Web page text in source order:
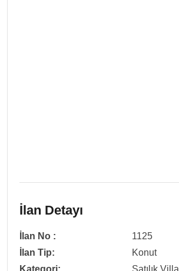
İlan Detayı
İlan No :
1125
İlan Tip:
Konut